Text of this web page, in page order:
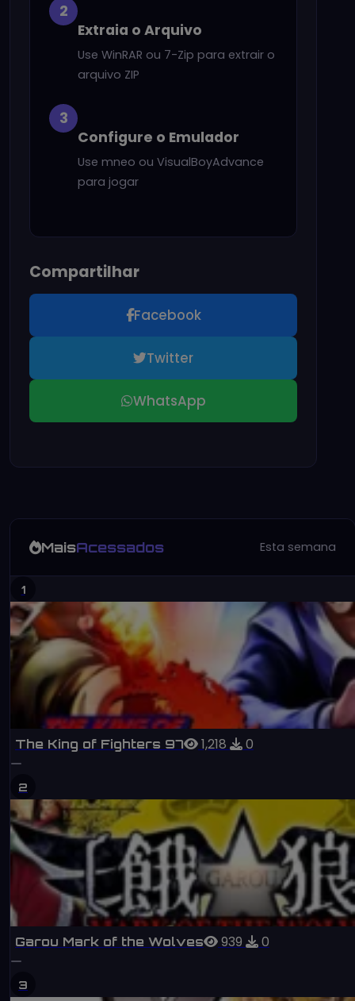
2
Extraia o Arquivo
Use WinRAR ou 7-Zip para extrair o
arquivo ZIP
3
Configure o Emulador
Use mneo ou VisualBoyAdvance
para jogar
Compartilhar
Facebook
Twitter
WhatsApp
MaisAcessados Esta semana
1
The King of Fighters 97 1,218 0
2
Garou Mark of the Wolves 939 0
3